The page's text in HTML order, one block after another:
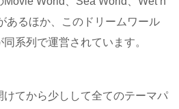
あるほか、このドリームワール
系列で運営されています。
てから少しして全てのテーマパ